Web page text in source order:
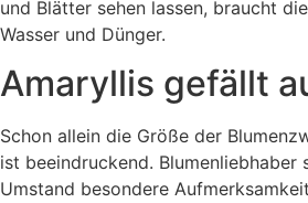
und Blätter sehen lassen, braucht
Wasser und Dünger.
Amaryllis gefällt
Schon allein die Größe der
ist beeindruckend. Blumenliebhaber
Umstand besondere